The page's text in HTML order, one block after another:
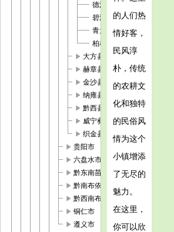
德溪街道
碧海街道
青龙街道
柏杨林街道
play_arrow 大方县
play_arrow 赫章县
play_arrow 金沙县
play_arrow 纳雍县
play_arrow 黔西县
play_arrow 威宁彝族回族苗族自治县
play_arrow 织金县
play_arrow 贵阳市
play_arrow 六盘水市
play_arrow 黔东南苗族侗族自治州
play_arrow 黔南布依族苗族自治州
play_arrow 黔西南布依族苗族自治州
play_arrow 铜仁市
play_arrow 遵义市
的人们热
情好客，
民风淳
朴，传统
的农耕文
化和独特
的民俗风
情为这个
小镇增添
了无尽的
魅力。
在这里，
你可以欣